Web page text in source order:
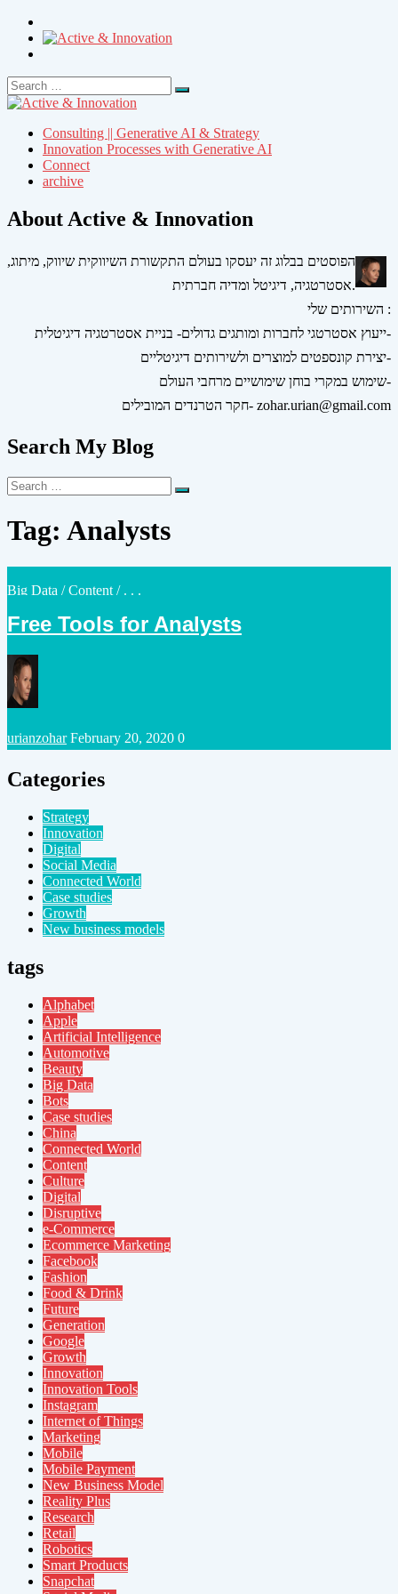
Search
for:
Search
Consulting || Generative AI & Strategy
Innovation Processes with Generative AI
Connect
archive
About Active & Innovation
הפוסטים בבלוג זה יעסקו בעולם התקשורת השיווקית שיווק, מיתוג,
אסטרטגיה, דיגיטל ומדיה חברתית.
השירותים שלי :
ייעוץ אסטרטגי לחברות ומותגים גדולים- בניית אסטרטגיה דיגיטלית-
יצירת קונספטים למוצרים ולשירותים דיגיטליים-
שימוש במקרי בוחן שימושיים מרחבי העולם-
חקר הטרנדים המובילים- zohar.urian@gmail.com
Search My Blog
Search
for:
Search
Tag: Analysts
Posted
Big Data /Content / . . .
Free Tools for Analysts
Posted
urianzohar February 20, 2020 0
Categories
Strategy
Innovation
Digital
Social Media
Connected World
Case studies
Growth
New business models
tags
Alphabet
Apple
Artificial Intelligence
Automotive
Beauty
Big Data
Bots
Case studies
China
Connected World
Content
Culture
Digital
Disruptive
e-Commerce
Ecommerce Marketing
Facebook
Fashion
Food & Drink
Future
Generation
Google
Growth
Innovation
Innovation Tools
Instagram
Internet of Things
Marketing
Mobile
Mobile Payment
New Business Model
Reality Plus
Research
Retail
Robotics
Smart Products
Snapchat